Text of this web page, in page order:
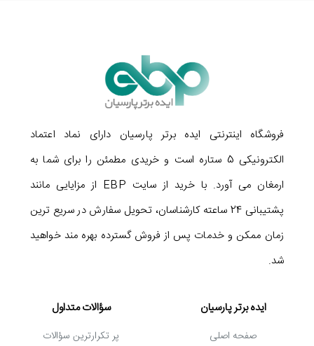
فروشگاه اینترنتی ایده برتر پارسیان دارای نماد اعتماد
الکترونیکی 5 ستاره است و خریدی مطمئن را برای شما به
ارمغان می آورد. با خرید از سایت EBP از مزایایی مانند
پشتیبانی 24 ساعته کارشناسان، تحویل سفارش در سریع ترین
زمان ممکن و خدمات پس از فروش گسترده بهره مند خواهید
شد.
ایده برتر پارسیان
صفحه اصلی
سؤالات متداول
پر تکرارترین سؤالات